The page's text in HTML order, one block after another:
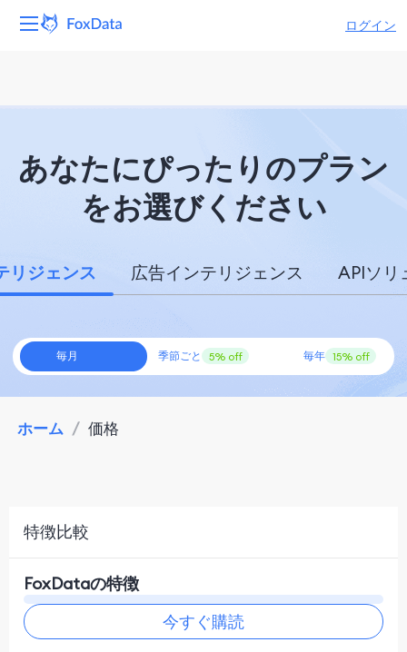
ログイン
ソリューション
価格
あなたにぴったりのプラン
をお選びください
リジェンス 広告インテリジェンス APIソリ
毎月 季節ごと 5% off 毎年 15% off
ホーム / 価格
特徴比較
FoxDataの特徴
今すぐ購読